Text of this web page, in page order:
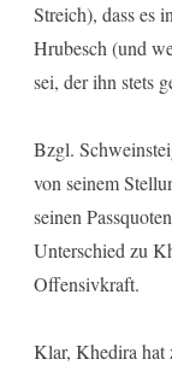
Streich), dass es
Hrubesch (und
sei, der ihn stets
Bzgl.
von seinem
seinen
Unterschied zu
Offensivkraft.
Klar, Khedira hat